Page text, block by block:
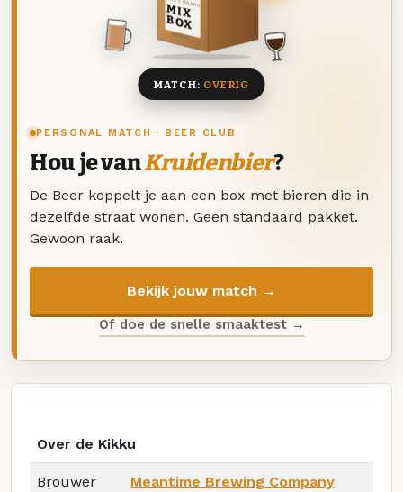
PERSONAL MATCH · BEER CLUB
Hou je vanKruidenbier?
De Beer koppelt je aan een box met bieren die in
dezelfde straat wonen. Geen standaard pakket.
Gewoon raak.
Bekijk jouw match →
Of doe de snelle smaaktest →
MIX
BOX
8 BIEREN
MATCH: OVERIG
Over de Kikku
Brouwer Meantime Brewing Company